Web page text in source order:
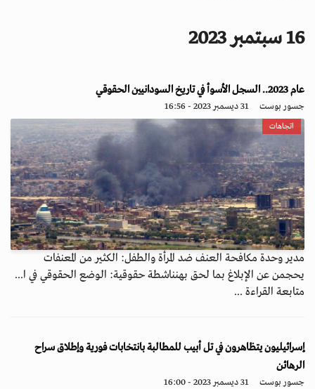
a
o
n
16 سبتمبر 2023
عام 2023.. السجل الأسوأ في تاريخ السودانيين الحقوقي
جسور بوست 31 ديسمبر 2023 - 16:56
اتجاهات
مدير وحدة مكافحة العنف ضد المرأة والطفل: الكثير من المعنفات
يحجمن عن الإبلاغ بما لحق بهنناشطة حقوقية: الوضع الحقوقي في ا...
متابعة القراءة ...
إسرائيليون يتظاهرون في تل أبيب للمطالبة بانتخابات فورية وإطلاق سراح
الرهائن
جسور بوست 31 ديسمبر 2023 - 16:00